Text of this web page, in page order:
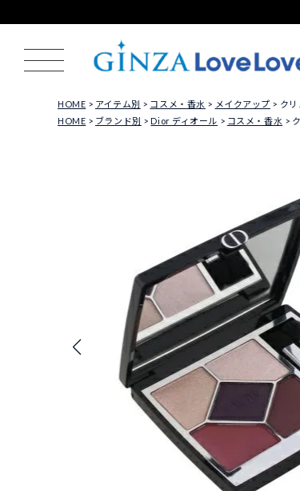
HOME アイテム別 コスメ・香水 メイクアップ
ク
HOME
ブランド別 Dior ディオール コスメ・香水